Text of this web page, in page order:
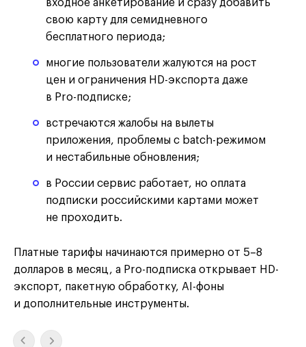
входное анкетирование и сразу добавить
свою карту для семидневного
бесплатного периода;
многие пользователи жалуются на рост
цен и ограничения HD-экспорта даже
в Pro-подписке;
встречаются жалобы на вылеты
приложения, проблемы с batch-режимом
и нестабильные обновления;
в России сервис работает, но оплата
подписки российскими картами может
не проходить.
Платные тарифы начинаются примерно от 5–8
долларов в месяц, а Pro-подписка открывает HD-
экспорт, пакетную обработку, AI-фоны
и дополнительные инструменты.